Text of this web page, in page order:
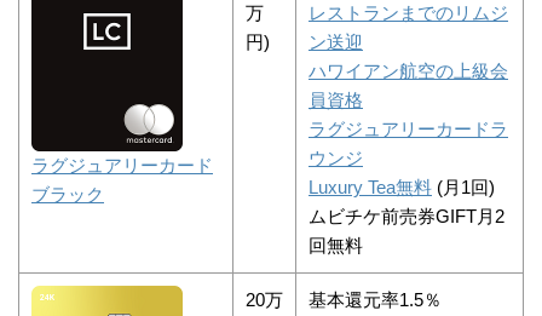
ラグジュアリーカード
ブラック
万
円)
レストランまでのリムジ
ン送迎
ハワイアン航空の上級会
員資格
ラグジュアリーカードラ
ウンジ
Luxury Tea無料 (月1回)
ムビチケ前売券GIFT月2
回無料
20万
基本還元率1.5％